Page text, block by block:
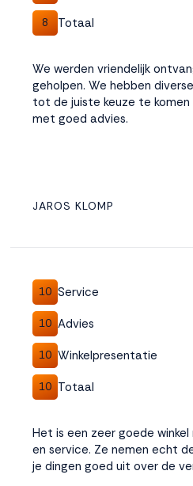
8 Totaal
We werden vriendelijk
geholpen. We hebben
tot de juiste keuze te komen
met goed advies.
JAROS KLOMP
10 Service
10 Advies
10 Winkelpresentatie
10 Totaal
Het is een zeer goede
en service. Ze nemen echt
je dingen goed uit over de